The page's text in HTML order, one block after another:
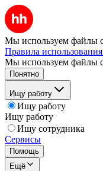
Мы используем файлы
Правила
Мы используем файлы
Понятно
Ищу работу
Ищу работу
Ищу работу
Ищу сотрудника
Сервисы
Помощь
Ещё